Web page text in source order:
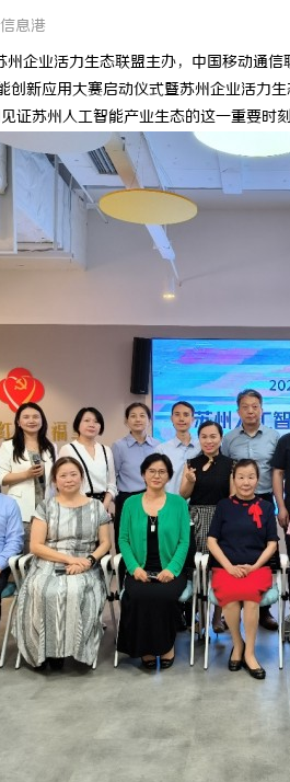
息港
企业活力生态联盟主办，中国移动通
新应用大赛启动仪式暨苏州企业活力
证苏州人工智能产业生态的这一重要时
踩雷？ 贝净 AC 国际医疗实验
全解析